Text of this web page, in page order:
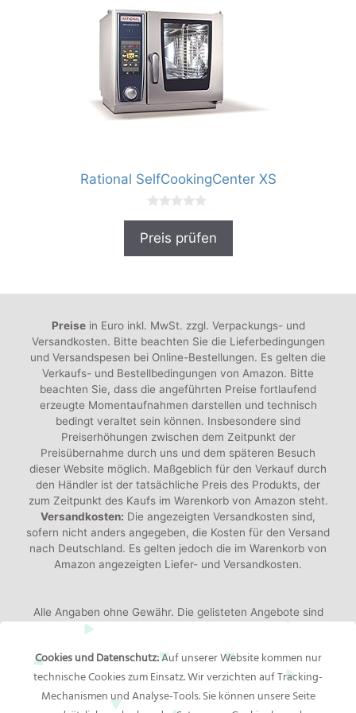
Rational SelfCookingCenter XS
0
o
Preis prüfen
Preisein Euro inkl. MwSt. zzgl. Verpackungs- und
Versandkosten. Bitte beachten Sie die Lieferbedingungen
und Versandspesen bei Online-Bestellungen. Es gelten die
Verkaufs- und Bestellbedingungen von Amazon. Bitte
beachten Sie, dass die angeführten Preise fortlaufend
erzeugte Momentaufnahmen darstellen und technisch
bedingt veraltet sein können. Insbesondere sind
Preiserhöhungen zwischen dem Zeitpunkt der
Preisübernahme durch uns und dem späteren Besuch
dieser Website möglich. Maßgeblich für den Verkauf durch
den Händler ist der tatsächliche Preis des Produkts, der
zum Zeitpunkt des Kaufs im Warenkorb von Amazon steht.
Versandkosten: Die angezeigten Versandkosten sind,
sofern nicht anders angegeben, die Kosten für den Versand
nach Deutschland. Es gelten jedoch die im Warenkorb von
Amazon angezeigten Liefer- und Versandkosten.
Alle Angaben ohne Gewähr. Die gelisteten Angebote sind
keine verbindlichen Werbeaussagen der Anbieter!
jeweiligen Händler oder Hersteller bereitgestellt. Das
gelieferte Produkt kann von den Bildern abweichen.
Cookies und Datenschutz:Auf unserer Website kommen nur
technische Cookies zum Einsatz. Wir verzichten auf Tracking-
Mechanismen und Analyse-Tools. Sie können unsere Seite